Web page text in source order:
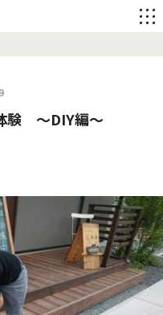
験 ～DIY編～